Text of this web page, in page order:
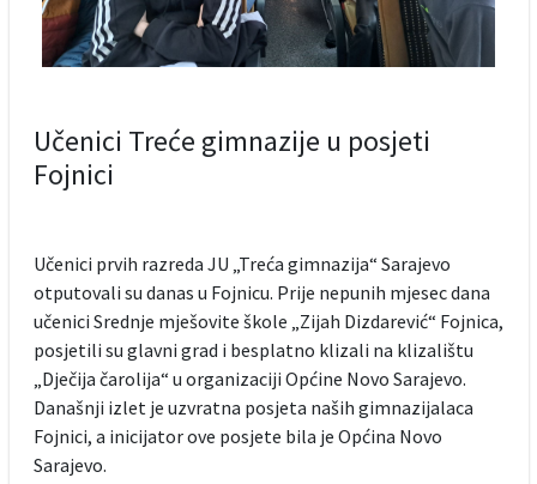
Učenici Treće gimnazije u posjeti
Fojnici
Učenici prvih razreda JU „Treća gimnazija“ Sarajevo
otputovali su danas u Fojnicu. Prije nepunih mjesec dana
učenici Srednje mješovite škole „Zijah Dizdarević“ Fojnica,
posjetili su glavni grad i besplatno klizali na klizalištu
„Dječija čarolija“ u organizaciji Općine Novo Sarajevo.
Današnji izlet je uzvratna posjeta naših gimnazijalaca
Fojnici, a inicijator ove posjete bila je Općina Novo
Sarajevo.